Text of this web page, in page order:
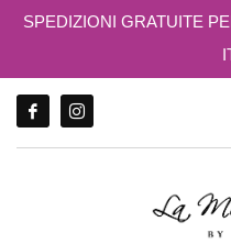
SPEDIZIONI GRATUITE